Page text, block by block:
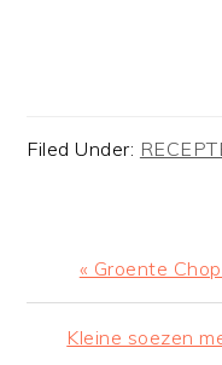
Filed Under:
Previous
Post:
« Groente
Next
Kleine soezen